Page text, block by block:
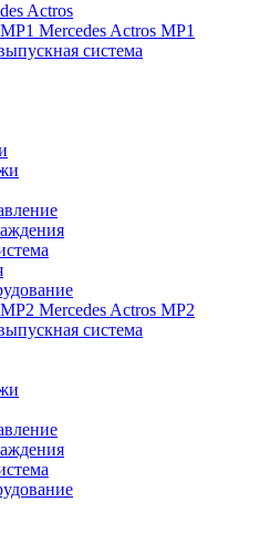
Actros
Mercedes Actros MP1
система
Mercedes Actros MP2
система